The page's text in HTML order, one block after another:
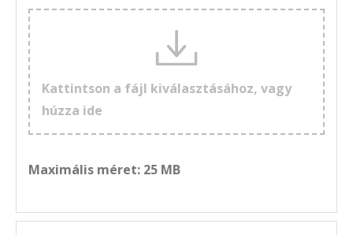
Kattintson a fájl kiválasztásához, vagy
húzza ide
Maximális méret: 25 MB